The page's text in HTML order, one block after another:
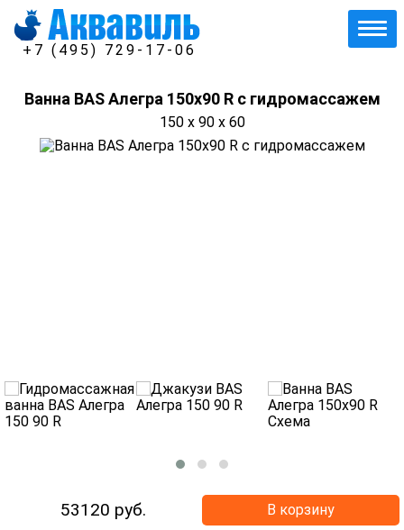
+7 (495) 729-17-06
Ванна BAS Алегра 150х90 R с гидромассажем
150 x 90 x 60
53120 руб. В корзину